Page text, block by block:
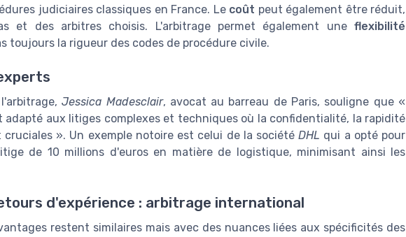
judiciaires classiques en France. Le coût peut également être réduit,
et des arbitres choisis. L'arbitrage permet également une flexibilité
toujours la rigueur des codes de procédure civile.
Jessica Madesclair, avocat au barreau de Paris, souligne que «
aux litiges complexes et techniques où la confidentialité, la rapidité
». Un exemple notoire est celui de la sociétéDHL qui a opté pour
de 10 millions d'euros en matière de logistique, minimisant ainsi les
d'expérience : arbitrage international
restent similaires mais avec des nuances liées aux spécificités des